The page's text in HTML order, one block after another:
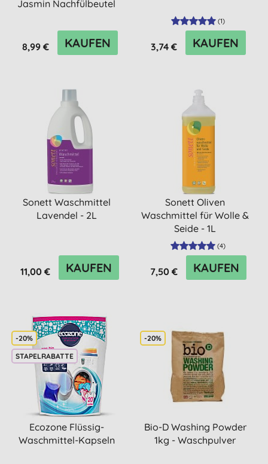
Jasmin Nachfülbeutel
8,99 € KAUFEN
(1)
3,74 € KAUFEN
Sonett Waschmittel
Lavendel - 2L
11,00 € KAUFEN
Sonett Oliven
Waschmittel für Wolle &
Seide - 1L
(4)
7,50 € KAUFEN
-20%
STAPELRABATTE
Ecozone Flüssig-
Waschmittel-Kapseln
-20%
Bio-D Washing Powder
1kg - Waschpulver